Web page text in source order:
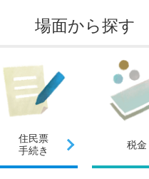
場面から探す
住民票
手続き
税金